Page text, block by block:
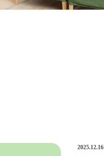
2025.12.16